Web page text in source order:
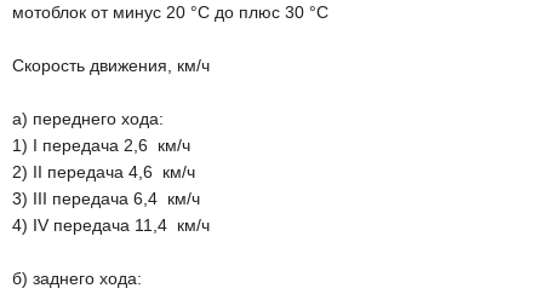
мотоблок от минус 20 °С до плюс 30 °С
Скорость движения, км/ч
а) переднего хода:
1) I передача 2,6 км/ч
2) II передача 4,6 км/ч
3) III передача 6,4 км/ч
4) IV передача 11,4 км/ч
б) заднего хода: